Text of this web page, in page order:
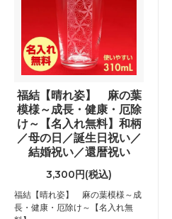
福結【晴れ姿】 麻の葉
模様～成長・健康・厄除
け～【名入れ無料】和柄
／母の日／誕生日祝い／
結婚祝い／還暦祝い
3,300円(税込)
福結【晴れ姿】 麻の葉模様～成
長・健康・厄除け～【名入れ無